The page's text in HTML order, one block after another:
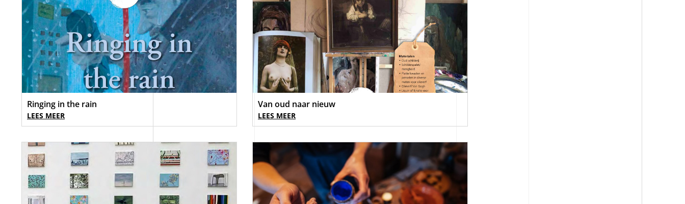
Ringing in the rain
LEES MEER
Van oud naar nieuw
LEES MEER